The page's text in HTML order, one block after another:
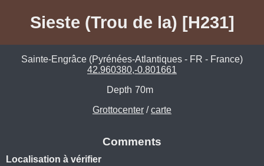
Sieste (Trou de la) [H231]
Sainte-Engrâce (Pyrénées-Atlantiques - FR - France)
42.960380,-0.801661
Depth 70m
Grottocenter /carte
Comments
Localisation à vérifier